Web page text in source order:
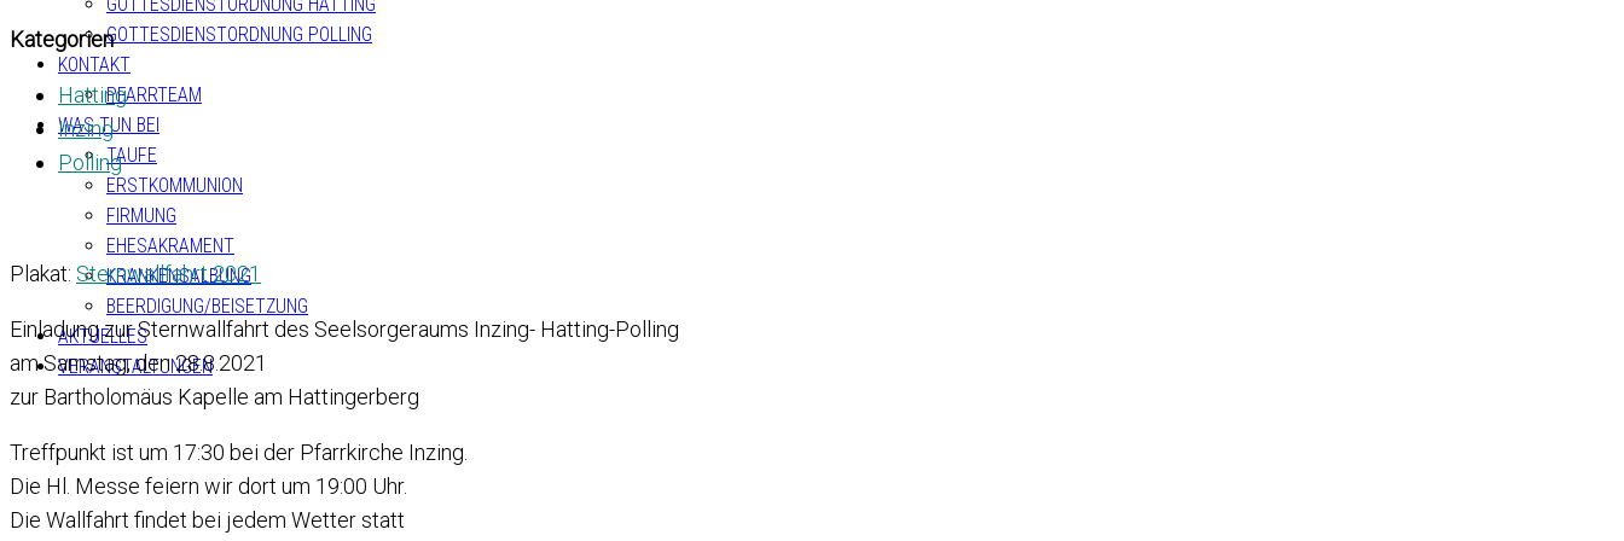
GOTTESDIENSTORDNUNG POLLING
KONTAKT
PFARRTEAM
WAS TUN BEI
TAUFE
ERSTKOMMUNION
FIRMUNG
EHESAKRAMENT
KRANKENSALBUNG
BEERDIGUNG/BEISETZUNG
AKTUELLES
VERANSTALTUNGEN
Kategorien
Hatting
Inzing
Polling
Plakat: Sternwallfahrt 2021
Einladung zur Sternwallfahrt des Seelsorgeraums Inzing- Hatting-Polling
am Samstag, den 28.8.2021
zur Bartholomäus Kapelle am Hattingerberg
Treffpunkt ist um 17:30 bei der Pfarrkirche Inzing.
Die Hl. Messe feiern wir dort um 19:00 Uhr.
Die Wallfahrt findet bei jedem Wetter statt